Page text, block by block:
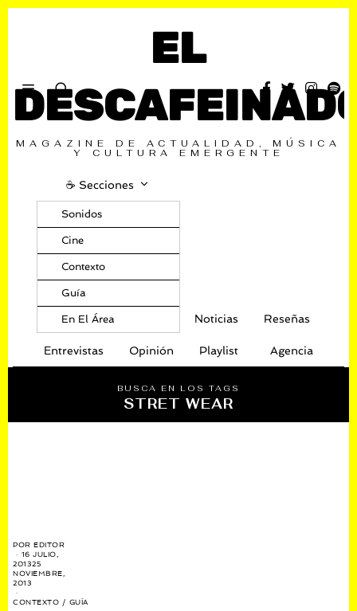
EL
MAGAZINE DE ACTUALIDAD, MÚSICA
Y CULTURA EMERGENTE
☕️ Secciones
Sonidos
Cine
Contexto
Guía
En El Área Noticias Reseñas
Entrevistas Opinión Playlist Agencia
BUSCA EN LOS TAGS
STRET WEAR
POREDITOR
16 JULIO,
201325
NOVIEMBRE,
2013
CONTEXTO / GUÍA